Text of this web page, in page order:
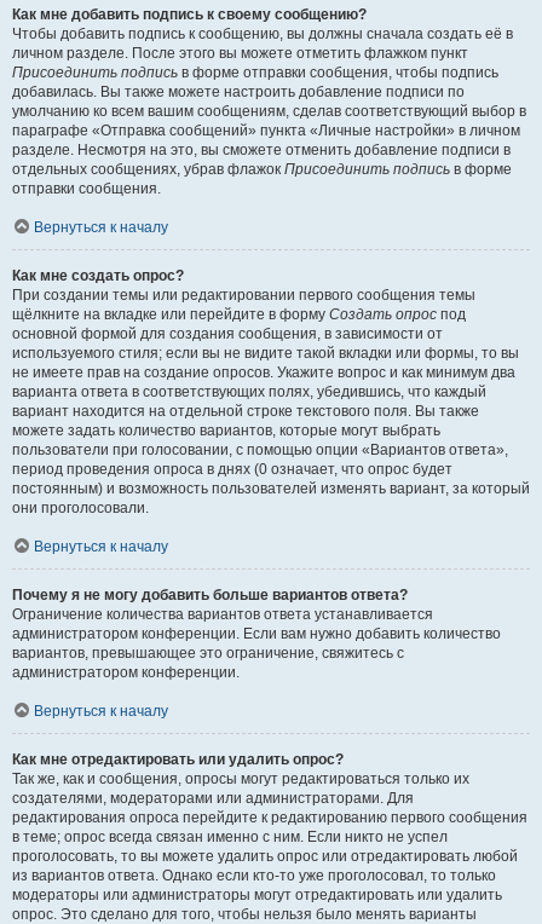
Как мне добавить подпись к своему сообщению?
Чтобы добавить подпись к сообщению, вы должны сначала создать её в
личном разделе. После этого вы можете отметить флажком пункт
Присоединить подпись в форме отправки сообщения, чтобы подпись
добавилась. Вы также можете настроить добавление подписи по
умолчанию ко всем вашим сообщениям, сделав соответствующий выбор в
параграфе «Отправка сообщений» пункта «Личные настройки» в личном
разделе. Несмотря на это, вы сможете отменить добавление подписи в
отдельных сообщениях, убрав флажок Присоединить подпись в форме
отправки сообщения.
Вернуться к началу
Как мне создать опрос?
При создании темы или редактировании первого сообщения темы
щёлкните на вкладке или перейдите в форму Создать опрос под
основной формой для создания сообщения, в зависимости от
используемого стиля; если вы не видите такой вкладки или формы, то вы
не имеете прав на создание опросов. Укажите вопрос и как минимум два
варианта ответа в соответствующих полях, убедившись, что каждый
вариант находится на отдельной строке текстового поля. Вы также
можете задать количество вариантов, которые могут выбрать
пользователи при голосовании, с помощью опции «Вариантов ответа»,
период проведения опроса в днях (0 означает, что опрос будет
постоянным) и возможность пользователей изменять вариант, за который
они проголосовали.
Вернуться к началу
Почему я не могу добавить больше вариантов ответа?
Ограничение количества вариантов ответа устанавливается
администратором конференции. Если вам нужно добавить количество
вариантов, превышающее это ограничение, свяжитесь с
администратором конференции.
Вернуться к началу
Как мне отредактировать или удалить опрос?
Так же, как и сообщения, опросы могут редактироваться только их
создателями, модераторами или администраторами. Для
редактирования опроса перейдите к редактированию первого сообщения
в теме; опрос всегда связан именно с ним. Если никто не успел
проголосовать, то вы можете удалить опрос или отредактировать любой
из вариантов ответа. Однако если кто-то уже проголосовал, то только
модераторы или администраторы могут отредактировать или удалить
опрос. Это сделано для того, чтобы нельзя было менять варианты